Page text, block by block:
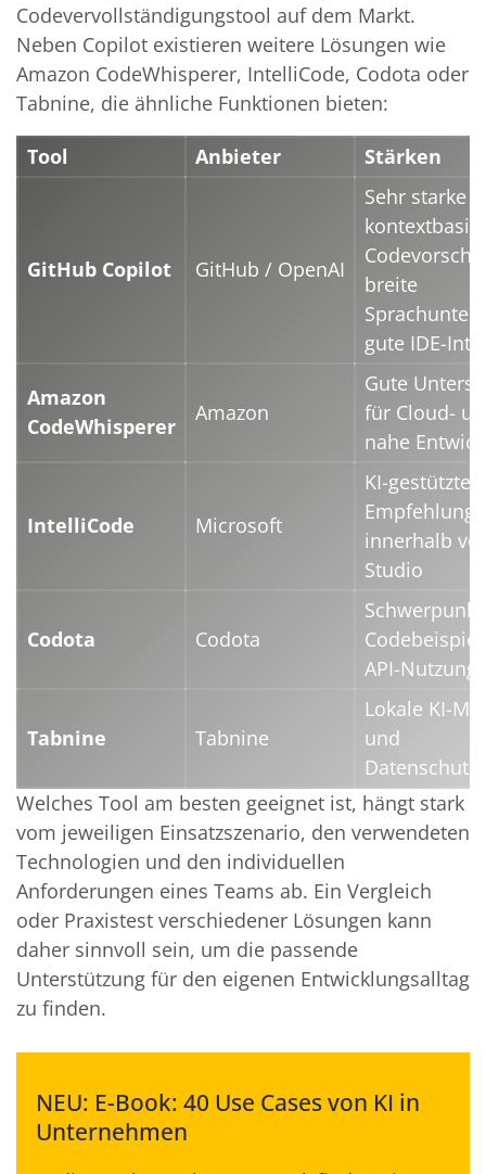
Codevervollständigungstool auf dem Markt.
Neben Copilot existieren weitere Lösungen wie
Amazon CodeWhisperer, IntelliCode, Codota oder
Tabnine, die ähnliche Funktionen bieten:
Tool Anbieter Stärken
GitHub Copilot GitHub / OpenAI
Sehr starke
breite
gute IDE-
Amazon
CodeWhisperer
Amazon
Gute
für Cloud-
nahe
IntelliCode Microsoft
KI-gestützte
innerhalb
Studio
Codota Codota
API-Nutzung
Tabnine Tabnine
Lokale KI-
und
Welches Tool am besten geeignet ist, hängt stark
vom jeweiligen Einsatzszenario, den verwendeten
Technologien und den individuellen
Anforderungen eines Teams ab. Ein Vergleich
oder Praxistest verschiedener Lösungen kann
daher sinnvoll sein, um die passende
Unterstützung für den eigenen Entwicklungsalltag
zu finden.
NEU: E-Book: 40 Use Cases von KI in
Unternehmen